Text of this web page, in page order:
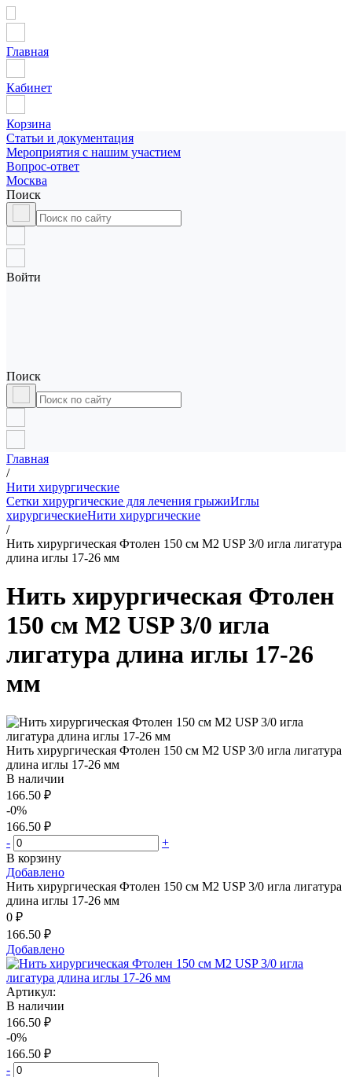
Главная
Кабинет
Корзина
Статьи и документация
Мероприятия с нашим участием
Вопрос-ответ
Москва
Поиск
Войти
Поиск
Главная
/
Нити хирургические
Сетки хирургические для лечения грыжиИглы
хирургическиеНити хирургические
/
Нить хирургическая Фтолен 150 см М2 USP 3/0 игла лигатура
длина иглы 17-26 мм
Нить хирургическая Фтолен
150 см М2 USP 3/0 игла
лигатура длина иглы 17-26
мм
Нить хирургическая Фтолен 150 см М2 USP 3/0 игла лигатура
длина иглы 17-26 мм
В наличии
166.50 ₽
-0%
166.50 ₽
-
+
В корзину
Добавлено
Нить хирургическая Фтолен 150 см М2 USP 3/0 игла лигатура
длина иглы 17-26 мм
0 ₽
166.50 ₽
Добавлено
Артикул:
В наличии
166.50 ₽
-0%
166.50 ₽
-